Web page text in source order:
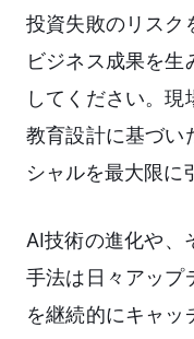
投資失敗のリスク
ビジネス成果を生
してください。
教育設計に基づい
シャルを最大限に
AI技術の進化や、
手法は日々アップ
を継続的にキャッ